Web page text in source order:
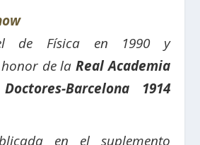
de Física en 1990 y
de la Real Academia
Barcelona 1914
en el suplemento